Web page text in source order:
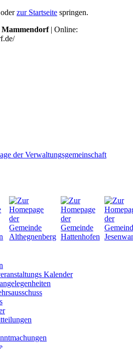
oderzur Startseite springen.
Mammendorf| Online:
Kalender